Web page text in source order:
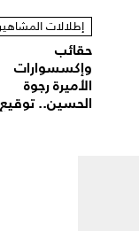
إطلالات
حقائب
وإكسسوارات
الأميرة رجوة
الحسين..